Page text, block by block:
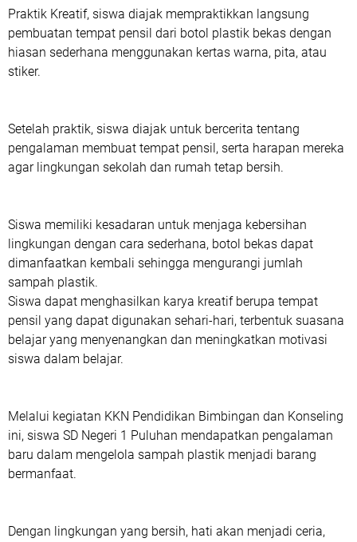
Praktik Kreatif, siswa diajak mempraktikkan langsung
pembuatan tempat pensil dari botol plastik bekas dengan
hiasan sederhana menggunakan kertas warna, pita, atau
stiker.
Setelah praktik, siswa diajak untuk bercerita tentang
pengalaman membuat tempat pensil, serta harapan mereka
agar lingkungan sekolah dan rumah tetap bersih.
Siswa memiliki kesadaran untuk menjaga kebersihan
lingkungan dengan cara sederhana, botol bekas dapat
dimanfaatkan kembali sehingga mengurangi jumlah
sampah plastik.
Siswa dapat menghasilkan karya kreatif berupa tempat
pensil yang dapat digunakan sehari-hari, terbentuk suasana
belajar yang menyenangkan dan meningkatkan motivasi
siswa dalam belajar.
Melalui kegiatan KKN Pendidikan Bimbingan dan Konseling
ini, siswa SD Negeri 1 Puluhan mendapatkan pengalaman
baru dalam mengelola sampah plastik menjadi barang
bermanfaat.
Dengan lingkungan yang bersih, hati akan menjadi ceria,